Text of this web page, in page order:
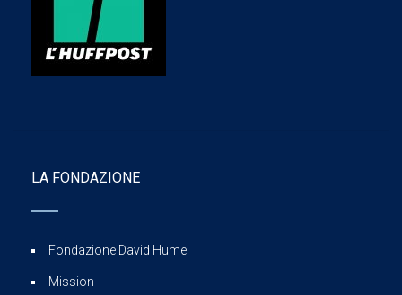
LA FONDAZIONE
Fondazione David Hume
Mission